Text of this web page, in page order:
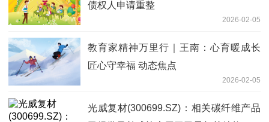
债权人申请重整
2026-02-05
教育家精神万里行｜王南：心育暖成长
匠心守幸福 动态焦点
2026-02-05
光威复材(300699.SZ)：相关碳纤维产品